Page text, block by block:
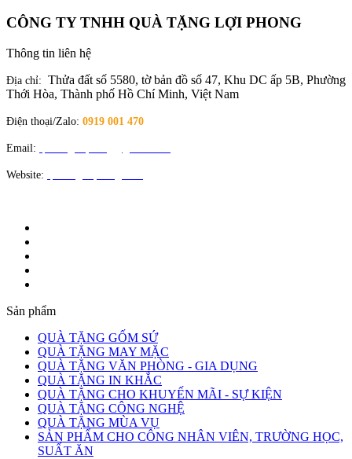
CÔNG TY TNHH QUÀ TẶNG LỢI PHONG
Thông tin liên hệ
Địa chỉ: Thửa đất số 5580, tờ bản đồ số 47, Khu DC ấp 5B, Phường
Thới Hòa, Thành phố Hồ Chí Minh, Việt Nam
Điện thoại/Zalo: 0919 001 470
Email:
Website:
Sản phẩm
QUÀ TẶNG GỐM SỨ
QUÀ TẶNG MAY MẶC
QUÀ TẶNG VĂN PHÒNG - GIA DỤNG
QUÀ TẶNG IN KHẮC
QUÀ TẶNG CHO KHUYẾN MÃI - SỰ KIỆN
QUÀ TẶNG CÔNG NGHỆ
QUÀ TẶNG MÙA VỤ
SẢN PHẨM CHO CÔNG NHÂN VIÊN, TRƯỜNG HỌC,
SUẤT ĂN